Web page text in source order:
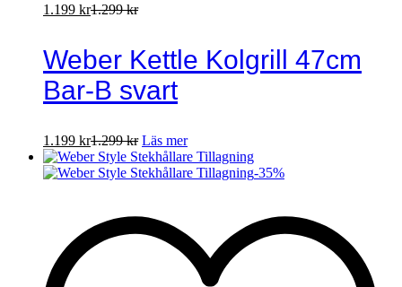
1.199 kr1.299kr
Weber Kettle Kolgrill 47cm
Bar-B svart
1.199 kr1.299kr Läs mer
-35%